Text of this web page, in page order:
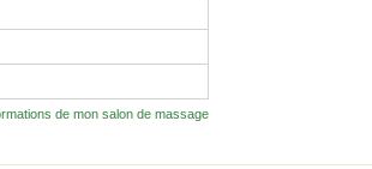
de mon salon de massage